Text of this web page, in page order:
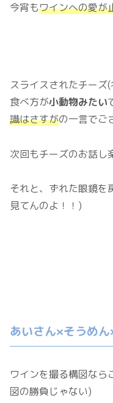
今宵もワインへの愛が
スライスされたチーズ
食べ方が小動物みたい
識はさすがの一言でご
次回もチーズのお話し
それと、ずれた眼鏡を
見てんのよ！！)
あいさん×そうめ
ワインを撮る構図なら
図の勝負じゃない)